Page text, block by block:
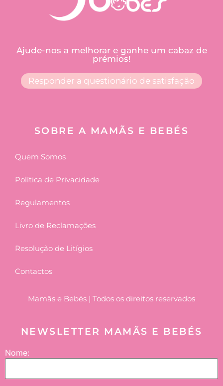
Ajude-nos a melhorar e ganhe um cabaz de
prémios!
Responder a questionário de satisfação
SOBRE A MAMÃS E BEBÉS
Quem Somos
Política de Privacidade
Regulamentos
Livro de Reclamações
Resolução de Litígios
Contactos
Mamãs e Bebés | Todos os direitos reservados
NEWSLETTER MAMÃS E BEBÉS
Nome: